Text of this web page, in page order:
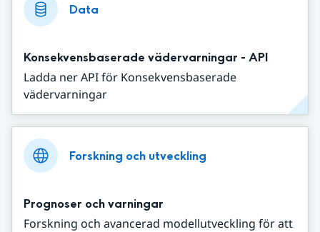
Data
Konsekvensbaserade vädervarningar - API
Ladda ner API för Konsekvensbaserade
vädervarningar
Forskning och utveckling
Prognoser och varningar
Forskning och avancerad modellutveckling för att